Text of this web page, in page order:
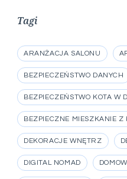
Tagi
ARANŻACJA SALONU
BEZPIECZEŃSTWO DANYCH
BEZPIECZEŃSTWO KOTA W
BEZPIECZNE MIESZKANIE Z
DEKORACJE WNĘTRZ
DIGITAL NOMAD